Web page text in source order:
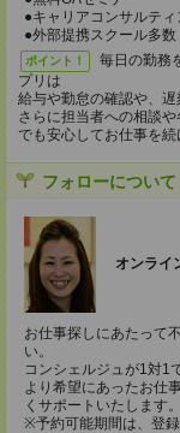
●キャリアコンサルティ
●外部提携スクール多
ポイント！
毎日の勤務
プリは
給与や勤怠の確認や、
さらに担当者への相談
でも安心してお仕事を続
フォローについて
オンライ
お仕事探しにあたって
い。
コンシェルジュが1対1
より希望にあったお仕
くサポートいたします。
※予約可能期間は、登